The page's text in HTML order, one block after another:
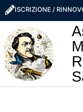
ISCRIZIONE /